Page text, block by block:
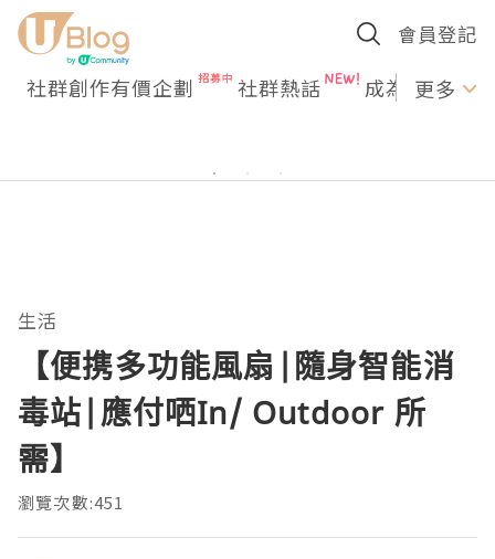
會員登記
社群創作有價企劃 社群熱話 成為U更多
生活
【便携多功能風扇|隨身智能消
毒站|應付哂In/ Outdoor 所
需】
瀏覽次數:451